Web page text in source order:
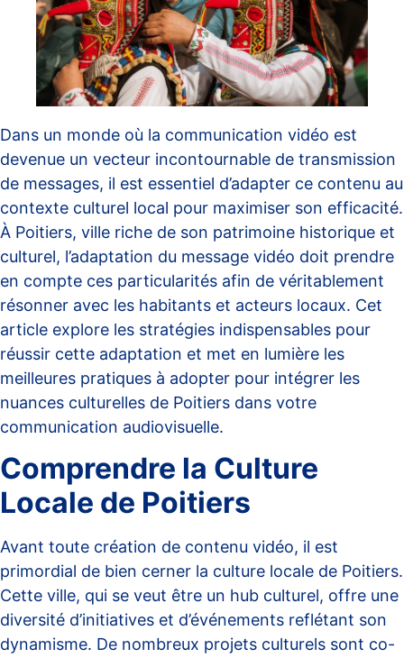
Dans un monde où la communication vidéo est
devenue un vecteur incontournable de transmission
de messages, il est essentiel d’adapter ce contenu au
contexte culturel local pour maximiser son efficacité.
À Poitiers, ville riche de son patrimoine historique et
culturel, l’adaptation du message vidéo doit prendre
en compte ces particularités afin de véritablement
résonner avec les habitants et acteurs locaux. Cet
article explore les stratégies indispensables pour
réussir cette adaptation et met en lumière les
meilleures pratiques à adopter pour intégrer les
nuances culturelles de Poitiers dans votre
communication audiovisuelle.
Comprendre la Culture
Locale de Poitiers
Avant toute création de contenu vidéo, il est
primordial de bien cerner la culture locale de Poitiers.
Cette ville, qui se veut être un hub culturel, offre une
diversité d’initiatives et d’événements reflétant son
dynamisme. De nombreux projets culturels sont co-